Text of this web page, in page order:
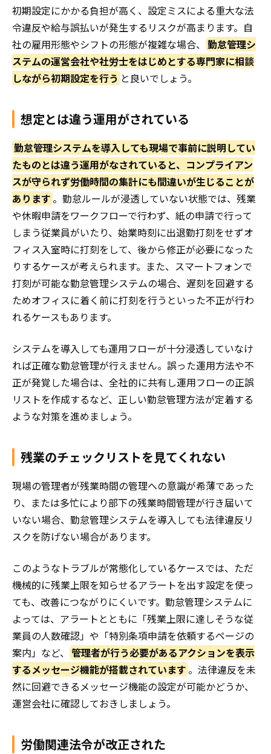
初期設定にかかる負担が高く、設定ミスによる重大な法
令違反や給与誤払いが発生するリスクが高まります。自
社の雇用形態やシフトの形態が複雑な場合、 勤怠管理シ
ステムの運営会社や社労士をはじめとする専門家に相談
しながら初期設定を行う と良いでしょう。
想定とは違う運用がされている
勤怠管理システムを導入しても現場で事前に説明してい
たものとは違う運用がなされていると、コンプライアン
スが守られず労働時間の集計にも間違いが生じることが
あります 。勤怠ルールが浸透していない状態では、残業
や休暇申請をワークフローで行わず、紙の申請で行って
しまう従業員がいたり、始業時刻に出退勤打刻をせずオ
フィス入室時に打刻をして、後から修正が必要になった
りするケースが考えられます。また、スマートフォンで
打刻が可能な勤怠管理システムの場合、遅刻を回避する
ためオフィスに着く前に打刻を行うといった不正が行わ
れるケースもあります。
システムを導入しても運用フローが十分浸透していなけ
れば正確な勤怠管理が行えません。誤った運用方法や不
正が発覚した場合は、全社的に共有し運用フローの正誤
リストを作成するなど、正しい勤怠管理方法が定着する
ような対策を進めましょう。
残業のチェックリストを見てくれない
現場の管理者が残業時間の管理への意識が希薄であった
り、または多忙により部下の残業時間管理が行き届いて
いない場合、勤怠管理システムを導入しても法律違反リ
スクを防げない場合があります。
このようなトラブルが常態化しているケースでは、ただ
機械的に残業上限を知らせるアラートを出す設定を使っ
ても、改善につながりにくいです。勤怠管理システムに
よっては、アラートとともに「残業上限に達しそうな従
業員の人数確認」や「特別条項申請を依頼するページの
案内」など、 管理者が行う必要があるアクションを表示
するメッセージ機能が搭載されています 。法律違反を未
然に回避できるメッセージ機能の設定が可能かどうか、
運営会社に確認しておきしましょう。
労働関連法令が改正された